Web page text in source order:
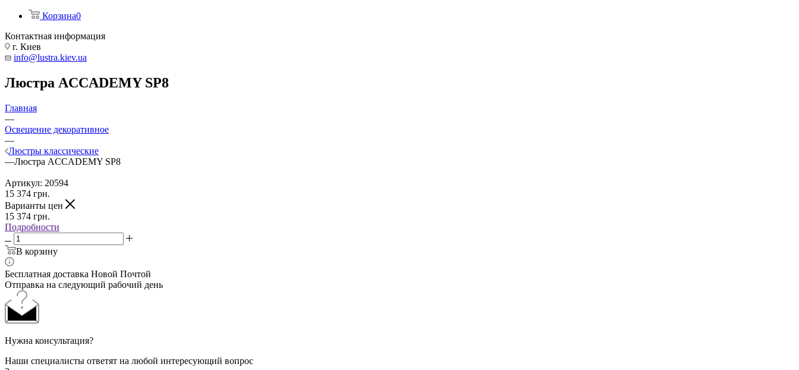
Корзина0
Контактная информация
г. Киев
info@lustra.kiev.ua
Люстра ACCADEMY SP8
Главная
—
Освещение декоративное
—
Люстры классические
—Люстра ACCADEMY SP8
Артикул: 20594
15 374 грн.
Варианты цен
15 374 грн.
Подробности
В корзину
Бесплатная доставка Новой Почтой
Отправка на следующий рабочий день
Нужна консультация?
Наши специалисты ответят на любой интересующий вопрос